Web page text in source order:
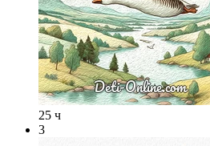
25 ч
3